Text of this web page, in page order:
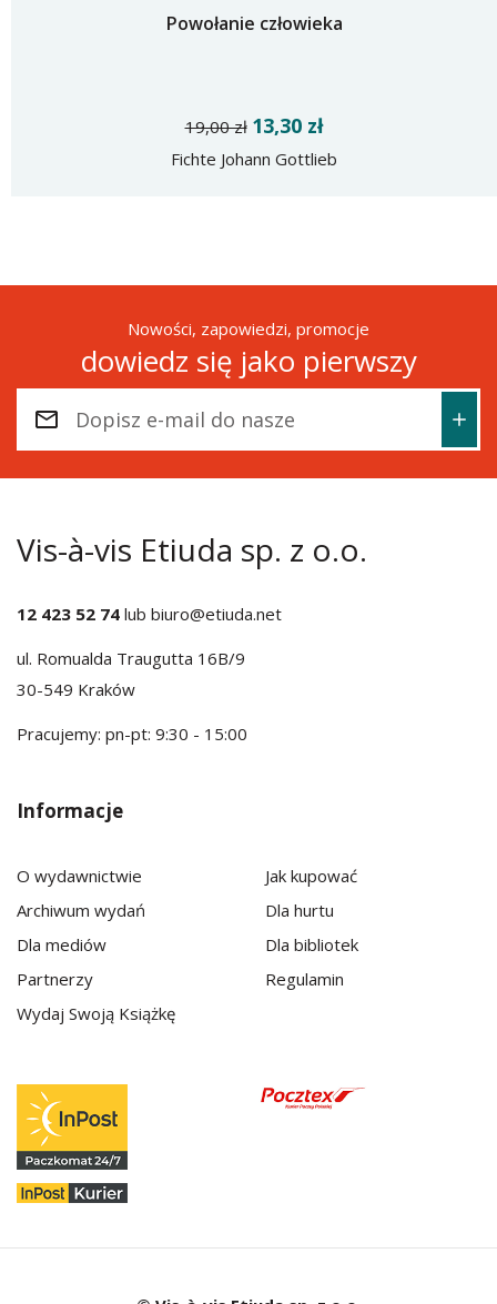
Powołanie człowieka
19,00 zł 13,30 zł
Fichte Johann Gottlieb
Nowości, zapowiedzi, promocje
dowiedz się jako pierwszy
Vis-à-vis Etiuda sp. z o.o.
12 423 52 74 lub biuro@etiuda.net
ul. Romualda Traugutta 16B/9
30-549 Kraków
Pracujemy: pn-pt: 9:30 - 15:00
Informacje
O wydawnictwie
Archiwum wydań
Dla mediów
Partnerzy
Wydaj Swoją Książkę
Jak kupować
Dla hurtu
Dla bibliotek
Regulamin